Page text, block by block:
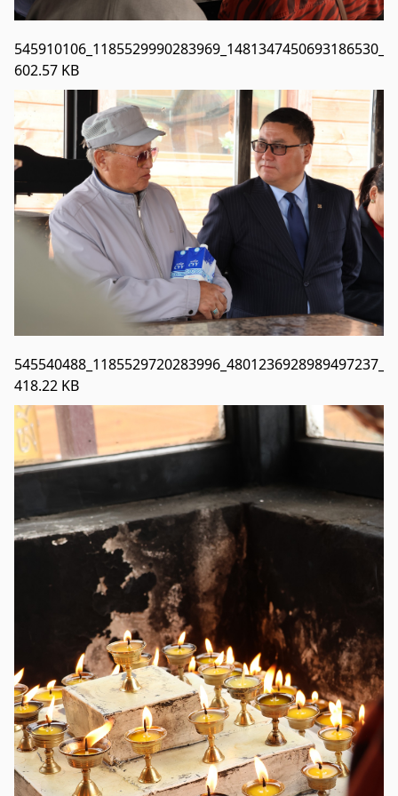
2024-08-12 08:33:05
Дэлгэрэнгүй
Хөвсгөл аймгийн Хүнс хөдөө, аж ахуйн
газар
2024-08-06 08:04:47
Дэлгэрэнгүй
602.57 KB
418.22 KB